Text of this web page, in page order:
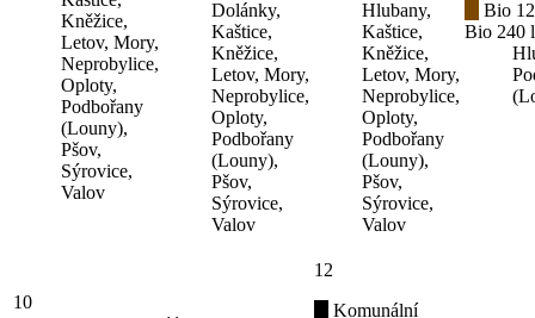
Kněžice,
Letov, Mory,
Neprobylice,
Oploty,
Podbořany
(Louny),
Pšov,
Sýrovice,
Valov
Dolánky,
Kaštice,
Kněžice,
Letov, Mory,
Neprobylice,
Oploty,
Podbořany
(Louny),
Pšov,
Sýrovice,
Valov
Hlubany,
Kaštice,
Kněžice,
Letov, Mory,
Neprobylice,
Oploty,
Podbořany
(Louny),
Pšov,
Sýrovice,
Valov
Bio
Bio 240 l
10
12
Komunální